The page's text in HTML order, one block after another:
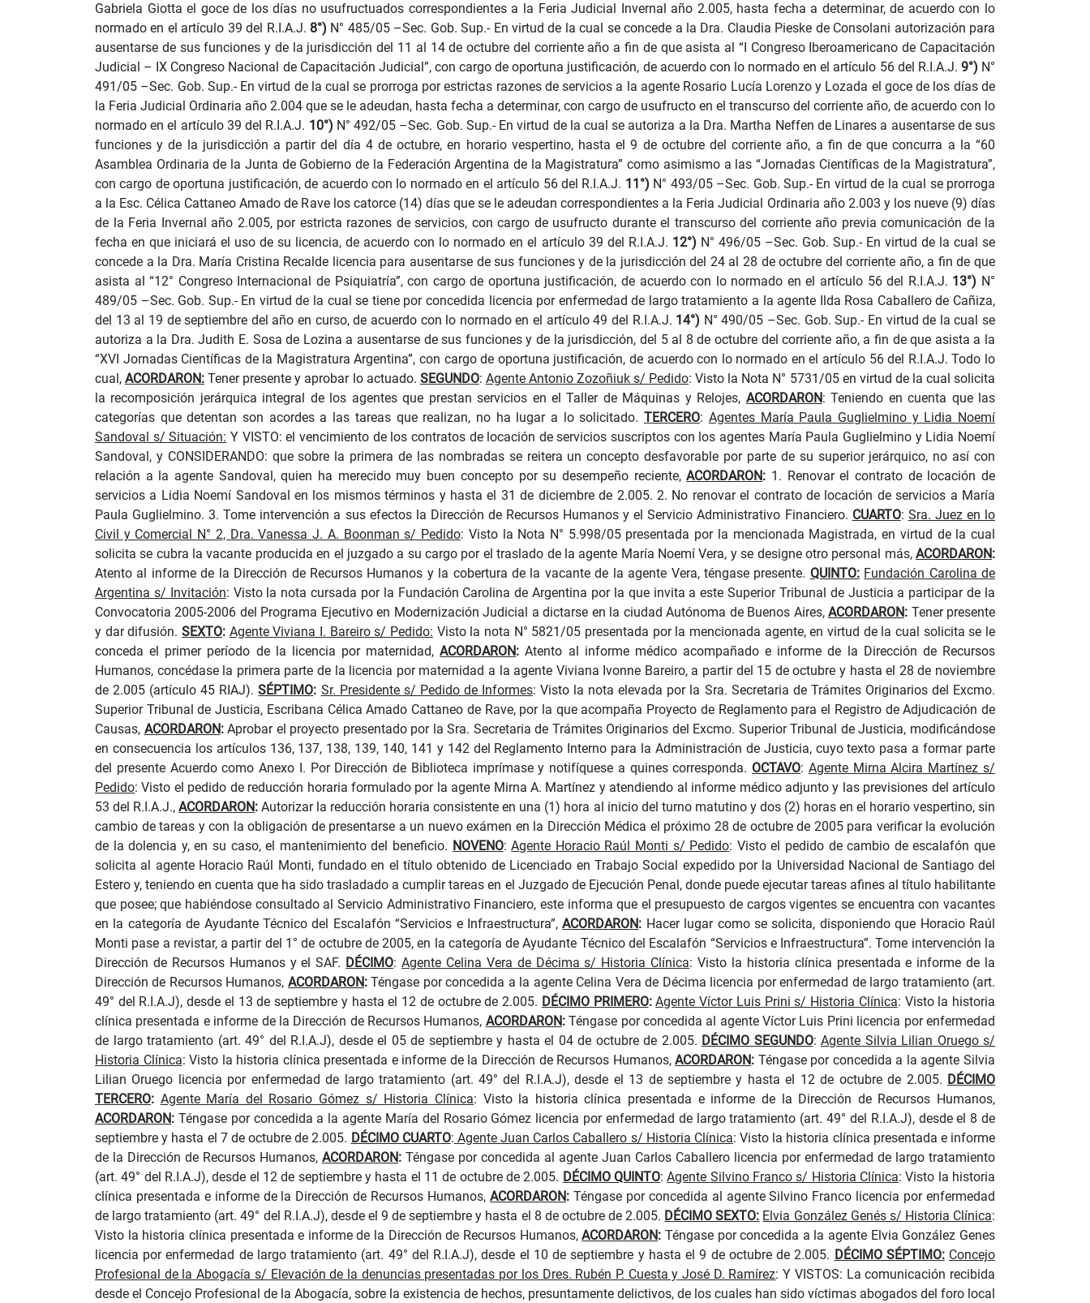
Gabriela Giotta el goce de los días no usufructuados correspondientes a la Feria Judicial Invernal año 2.005, hasta fecha a determinar, de acuerdo con lo
normado en el artículo 39 del R.I.A.J. 8°) N° 485/05 –Sec. Gob. Sup.- En virtud de la cual se concede a la Dra. Claudia Pieske de Consolani autorización para
ausentarse de sus funciones y de la jurisdicción del 11 al 14 de octubre del corriente año a fin de que asista al “I Congreso Iberoamericano de Capacitación
Judicial – IX Congreso Nacional de Capacitación Judicial”, con cargo de oportuna justificación, de acuerdo con lo normado en el artículo 56 del R.I.A.J. 9°) N°
491/05 –Sec. Gob. Sup.- En virtud de la cual se prorroga por estrictas razones de servicios a la agente Rosario Lucía Lorenzo y Lozada el goce de los días de
la Feria Judicial Ordinaria año 2.004 que se le adeudan, hasta fecha a determinar, con cargo de usufructo en el transcurso del corriente año, de acuerdo con lo
normado en el artículo 39 del R.I.A.J. 10°) N° 492/05 –Sec. Gob. Sup.- En virtud de la cual se autoriza a la Dra. Martha Neffen de Linares a ausentarse de sus
funciones y de la jurisdicción a partir del día 4 de octubre, en horario vespertino, hasta el 9 de octubre del corriente año, a fin de que concurra a la “60
Asamblea Ordinaria de la Junta de Gobierno de la Federación Argentina de la Magistratura” como asimismo a las “Jornadas Científicas de la Magistratura”,
con cargo de oportuna justificación, de acuerdo con lo normado en el artículo 56 del R.I.A.J. 11°) N° 493/05 –Sec. Gob. Sup.- En virtud de la cual se prorroga
a la Esc. Célica Cattaneo Amado de Rave los catorce (14) días que se le adeudan correspondientes a la Feria Judicial Ordinaria año 2.003 y los nueve (9) días
de la Feria Invernal año 2.005, por estricta razones de servicios, con cargo de usufructo durante el transcurso del corriente año previa comunicación de la
fecha en que iniciará el uso de su licencia, de acuerdo con lo normado en el artículo 39 del R.I.A.J. 12°) N° 496/05 –Sec. Gob. Sup.- En virtud de la cual se
concede a la Dra. María Cristina Recalde licencia para ausentarse de sus funciones y de la jurisdicción del 24 al 28 de octubre del corriente año, a fin de que
asista al “12° Congreso Internacional de Psiquiatría”, con cargo de oportuna justificación, de acuerdo con lo normado en el artículo 56 del R.I.A.J. 13°) N°
489/05 –Sec. Gob. Sup.- En virtud de la cual se tiene por concedida licencia por enfermedad de largo tratamiento a la agente Ilda Rosa Caballero de Cañiza,
del 13 al 19 de septiembre del año en curso, de acuerdo con lo normado en el artículo 49 del R.I.A.J. 14°) N° 490/05 –Sec. Gob. Sup.- En virtud de la cual se
autoriza a la Dra. Judith E. Sosa de Lozina a ausentarse de sus funciones y de la jurisdicción, del 5 al 8 de octubre del corriente año, a fin de que asista a la
“XVI Jornadas Científicas de la Magistratura Argentina”, con cargo de oportuna justificación, de acuerdo con lo normado en el artículo 56 del R.I.A.J. Todo lo
cual,ACORDARON: Tener presente y aprobar lo actuado. SEGUNDO: Agente Antonio Zozoñiuk s/ Pedido: Visto la Nota N° 5731/05 en virtud de la cual solicita
la recomposición jerárquica integral de los agentes que prestan servicios en el Taller de Máquinas y Relojes, ACORDARON: Teniendo en cuenta que las
categorías que detentan son acordes a las tareas que realizan, no ha lugar a lo solicitado.TERCERO: Agentes María Paula Guglielmino y Lidia Noemí
Sandoval s/ Situación: Y VISTO: el vencimiento de los contratos de locación de servicios suscriptos con los agentes María Paula Guglielmino y Lidia Noemí
Sandoval, y CONSIDERANDO: que sobre la primera de las nombradas se reitera un concepto desfavorable por parte de su superior jerárquico, no así con
relación a la agente Sandoval, quien ha merecido muy buen concepto por su desempeño reciente,ACORDARON: 1. Renovar el contrato de locación de
servicios a Lidia Noemí Sandoval en los mismos términos y hasta el 31 de diciembre de 2.005. 2. No renovar el contrato de locación de servicios a María
Paula Guglielmino. 3. Tome intervención a sus efectos la Dirección de Recursos Humanos y el Servicio Administrativo Financiero. CUARTO: Sra. Juez en lo
Civil y Comercial N° 2, Dra. Vanessa J. A. Boonman s/ Pedido: Visto la Nota N° 5.998/05 presentada por la mencionada Magistrada, en virtud de la cual
solicita se cubra la vacante producida en el juzgado a su cargo por el traslado de la agente María Noemí Vera, y se designe otro personal más, ACORDARON:
Atento al informe de la Dirección de Recursos Humanos y la cobertura de la vacante de la agente Vera, téngase presente. QUINTO: Fundación Carolina de
Argentina s/ Invitación: Visto la nota cursada por la Fundación Carolina de Argentina por la que invita a este Superior Tribunal de Justicia a participar de la
Convocatoria 2005-2006 del Programa Ejecutivo en Modernización Judicial a dictarse en la ciudad Autónoma de Buenos Aires,ACORDARON: Tener presente
y dar difusión. SEXTO: Agente Viviana I. Bareiro s/ Pedido: Visto la nota N° 5821/05 presentada por la mencionada agente, en virtud de la cual solicita se le
conceda el primer período de la licencia por maternidad,ACORDARON: Atento al informe médico acompañado e informe de la Dirección de Recursos
Humanos, concédase la primera parte de la licencia por maternidad a la agente Viviana Ivonne Bareiro, a partir del 15 de octubre y hasta el 28 de noviembre
de 2.005 (artículo 45 RIAJ).SÉPTIMO: Sr. Presidente s/ Pedido de Informes:Visto la nota elevada por la Sra. Secretaria de Trámites Originarios del Excmo.
Superior Tribunal de Justicia, Escribana Célica Amado Cattaneo de Rave, por la que acompaña Proyecto de Reglamento para el Registro de Adjudicación de
Causas, ACORDARON:Aprobar el proyecto presentado por la Sra. Secretaria de Trámites Originarios del Excmo. Superior Tribunal de Justicia, modificándose
en consecuencia los artículos 136, 137, 138, 139, 140, 141 y 142 del Reglamento Interno para la Administración de Justicia, cuyo texto pasa a formar parte
del presente Acuerdo como Anexo I. Por Dirección de Biblioteca imprímase y notifíquese a quines corresponda. OCTAVO: Agente Mirna Alcira Martínez s/
Pedido:Visto el pedido de reducción horaria formulado por la agente Mirna A. Martínez y atendiendo al informe médico adjunto y las previsiones del artículo
53 del R.I.A.J.,ACORDARON: Autorizar la reducción horaria consistente en una (1) hora al inicio del turno matutino y dos (2) horas en el horario vespertino, sin
cambio de tareas y con la obligación de presentarse a un nuevo exámen en la Dirección Médica el próximo 28 de octubre de 2005 para verificar la evolución
de la dolencia y, en su caso, el mantenimiento del beneficio. NOVENO: Agente Horacio Raúl Monti s/ Pedido: Visto el pedido de cambio de escalafón que
solicita al agente Horacio Raúl Monti, fundado en el título obtenido de Licenciado en Trabajo Social expedido por la Universidad Nacional de Santiago del
Estero y, teniendo en cuenta que ha sido trasladado a cumplir tareas en el Juzgado de Ejecución Penal, donde puede ejecutar tareas afines al título habilitante
que posee; que habiéndose consultado al Servicio Administrativo Financiero, este informa que el presupuesto de cargos vigentes se encuentra con vacantes
en la categoría de Ayudante Técnico del Escalafón “Servicios e Infraestructura”,ACORDARON: Hacer lugar como se solicita, disponiendo que Horacio Raúl
Monti pase a revistar, a partir del 1° de octubre de 2005, en la categoría de Ayudante Técnico del Escalafón “Servicios e Infraestructura”. Tome intervención la
Dirección de Recursos Humanos y el SAF. DÉCIMO: Agente Celina Vera de Décima s/ Historia Clínica: Visto la historia clínica presentada e informe de la
Dirección de Recursos Humanos, ACORDARON:Téngase por concedida a la agente Celina Vera de Décima licencia por enfermedad de largo tratamiento (art.
49° del R.I.A.J), desde el 13 de septiembre y hasta el 12 de octubre de 2.005. DÉCIMO PRIMERO:Agente Víctor Luis Prini s/ Historia Clínica: Visto la historia
clínica presentada e informe de la Dirección de Recursos Humanos, ACORDARON:Téngase por concedida al agente Víctor Luis Prini licencia por enfermedad
de largo tratamiento (art. 49° del R.I.A.J), desde el 05 de septiembre y hasta el 04 de octubre de 2.005. DÉCIMO SEGUNDO: Agente Silvia Lilian Oruego s/
Historia Clínica: Visto la historia clínica presentada e informe de la Dirección de Recursos Humanos,ACORDARON: Téngase por concedida a la agente Silvia
Lilian Oruego licencia por enfermedad de largo tratamiento (art. 49° del R.I.A.J), desde el 13 de septiembre y hasta el 12 de octubre de 2.005. DÉCIMO
TERCERO: Agente María del Rosario Gómez s/ Historia Clínica: Visto la historia clínica presentada e informe de la Dirección de Recursos Humanos,
ACORDARON: Téngase por concedida a la agente María del Rosario Gómez licencia por enfermedad de largo tratamiento (art. 49° del R.I.A.J), desde el 8 de
septiembre y hasta el 7 de octubre de 2.005. DÉCIMO CUARTO: Agente Juan Carlos Caballero s/ Historia Clínica: Visto la historia clínica presentada e informe
de la Dirección de Recursos Humanos, ACORDARON: Téngase por concedida al agente Juan Carlos Caballero licencia por enfermedad de largo tratamiento
(art. 49° del R.I.A.J), desde el 12 de septiembre y hasta el 11 de octubre de 2.005. DÉCIMO QUINTO:Agente Silvino Franco s/ Historia Clínica: Visto la historia
clínica presentada e informe de la Dirección de Recursos Humanos, ACORDARON: Téngase por concedida al agente Silvino Franco licencia por enfermedad
de largo tratamiento (art. 49° del R.I.A.J), desde el 9 de septiembre y hasta el 8 de octubre de 2.005. DÉCIMO SEXTO: Elvia González Genés s/ Historia Clínica:
Visto la historia clínica presentada e informe de la Dirección de Recursos Humanos,ACORDARON: Téngase por concedida a la agente Elvia González Genes
licencia por enfermedad de largo tratamiento (art. 49° del R.I.A.J), desde el 10 de septiembre y hasta el 9 de octubre de 2.005. DÉCIMO SÉPTIMO: Concejo
Profesional de la Abogacía s/ Elevación de la denuncias presentadas por los Dres. Rubén P. Cuesta y José D. Ramírez: Y VISTOS: La comunicación recibida
desde el Concejo Profesional de la Abogacía, sobre la existencia de hechos, presuntamente delictivos, de los cuales han sido víctimas abogados del foro local